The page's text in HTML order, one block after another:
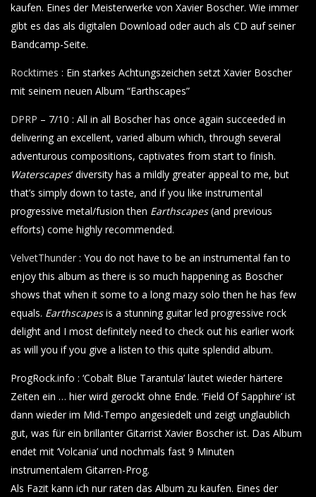
kaufen. Eines der Meisterwerke von Xavier Boscher. Wie immer
gibt es das als digitalen Download oder auch als CD auf seiner
Bandcamp-Seite.
Rocktimes : Ein starkes Achtungszeichen setzt Xavier Boscher
mit seinem neuen Album “Earthscapes”
DPRP – 7/10 : All in all Boscher has once again succeeded in
delivering an excellent, varied album which, through several
adventurous compositions, captivates from start to finish.
Waterscapes‘ diversity has a mildly greater appeal to me, but
that’s simply down to taste, and if you like instrumental
progressive metal/fusion then Earthscapes(and previous
efforts) come highly recommended.
VelvetThunder : You do not have to be an instrumental fan to
enjoy this album as there is so much happening as Boscher
shows that when it some to a long mazy solo then he has few
equals. Earthscapesis a stunning guitar led progressive rock
delight and I most definitely need to check out his earlier work
as will you if you give a listen to this quite splendid album.
ProgRock.info : ‘Cobalt Blue Tarantula’ läutet wieder härtere
Zeiten ein … hier wird gerockt ohne Ende. ‘Field Of Sapphire’ ist
dann wieder im Mid-Tempo angesiedelt und zeigt unglaublich
gut, was für ein brillanter Gitarrist Xavier Boscher ist. Das Album
endet mit ‘Volcania’ und nochmals fast 9 Minuten
instrumentalem Gitarren-Prog.
Als Fazit kann ich nur raten das Album zu kaufen. Eines der